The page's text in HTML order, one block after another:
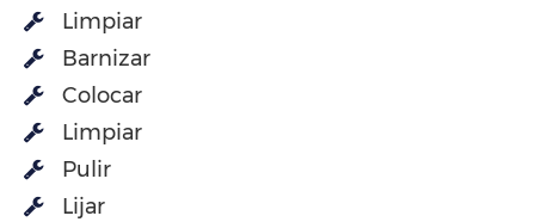
Limpiar
Barnizar
Colocar
Limpiar
Pulir
Lijar